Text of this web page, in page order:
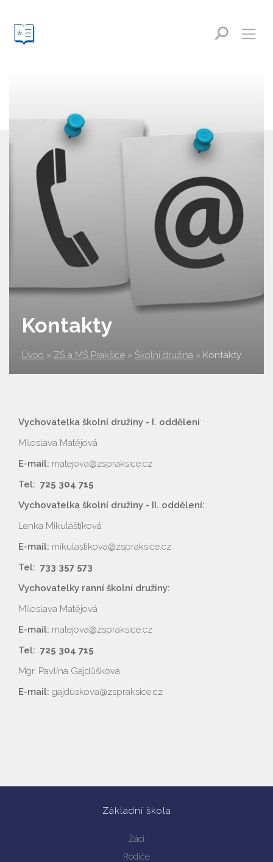
Vyhledávání na webu
Kontakty
Úvod » ZŠ a MŠ Prakšice » Školní družina » Kontakty
Vychovatelka školní družiny - I. oddělení:
Miloslava Matějová
E-mail: matejova@zspraksice.cz
Tel: 725 304 715
Vychovatelka školní družiny - II. oddělení:
Lenka Mikuláštíková
E-mail: mikulastikova@zspraksice.cz
Tel: 733 357 573
Vychovatelky ranní školní družiny:
Miloslava Matějová
E-mail: matejova@zspraksice.cz
Tel: 725 304 715
Mgr. Pavlína Gajdůšková
E-mail: gajduskova@zspraksice.cz
Základní škola
Žáci
Rodiče